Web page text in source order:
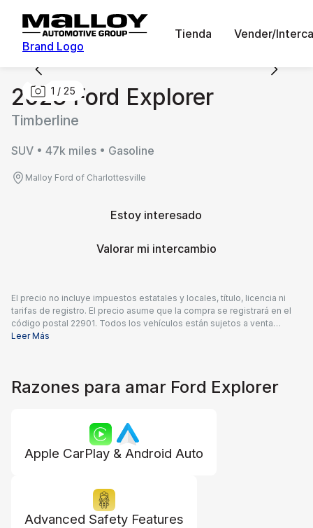
Brand Logo
Tienda Vender/
1 / 25
2023 Ford Explorer
Timberline
SUV • 47k miles • Gasoline
Malloy Ford of Charlottesville
Estoy interesado
Valorar mi intercambio
El precio no incluye impuestos estatales y locales, título, licencia ni
tarifas de registro. El precio asume que la compra se registrará en el
código postal 22901. Todos los vehículos están sujetos a venta
previa. Los precios incluyen una tarifa de documentación del
compatibles con ofertas especiales de financiamiento. El precio real
del concesionario puede variar.
Leer Más
Razones para amar Ford Explorer
Apple CarPlay & Android Auto
Advanced Safety Features